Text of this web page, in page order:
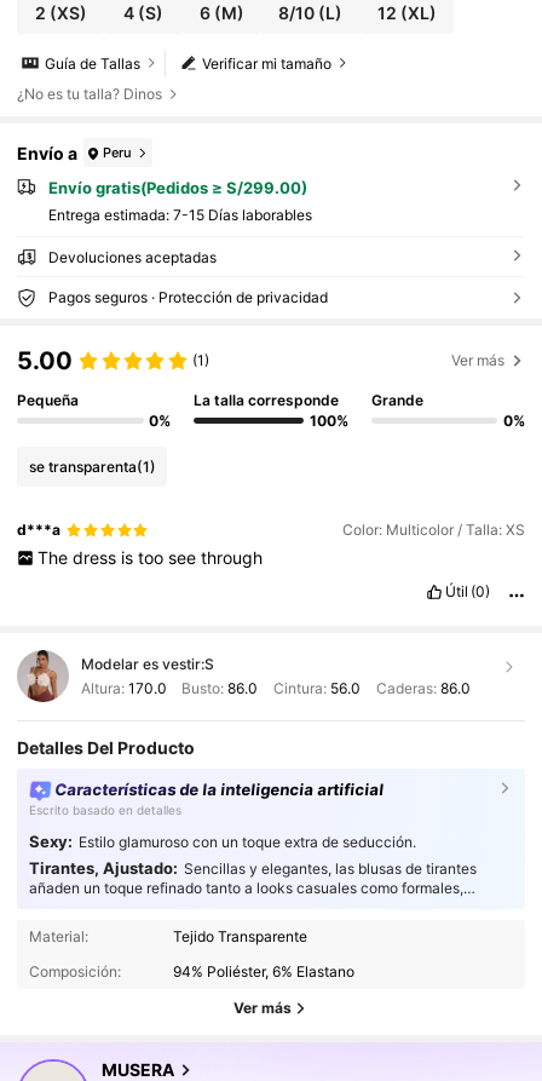
2 (XS) 4(S) 6(M) 8/10 (L) 12 (XL)
Verificar mi tamaño
Guía de Tallas
¿No es tu talla? Dinos
Envío a Peru
Envío gratis(Pedidos ≥ S/299.00)
Entrega estimada: 7-15 Días laborables
Devoluciones aceptadas
Pagos seguros · Protección de privacidad
5.00 (1) Ver más
Pequeña
0%
La talla corresponde
100%
Grande
0%
se transparenta(1)
d***a Color: Multicolor / Talla: XS
The dress is too see through
Útil (0)
Modelar es vestir:S
Altura: 170.0 Busto:86.0 Cintura: 56.0 Caderas: 86.0
Detalles Del Producto
Características de la inteligencia artificial
Escrito basado en detalles
Sexy: Estilo glamuroso con un toque extra de seducción.
Tirantes, Ajustado: Sencillas y elegantes, las blusas de tirantes
añaden un toque refinado tanto a looks casuales como formales,
Material:
Tejido Transparente
Composición:
94% Poliéster, 6% Elastano
Ver más
MUSERA
4.3M Seguidores